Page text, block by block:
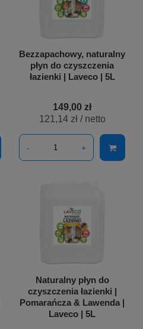
Bezzapachowy, naturalny
płyn do czyszczenia
łazienki | Laveco | 5L
149,00 zł
121,14 zł/ netto
- +
Naturalny płyn do
czyszczenia łazienki |
Pomarańcza & Lawenda |
Laveco | 5L